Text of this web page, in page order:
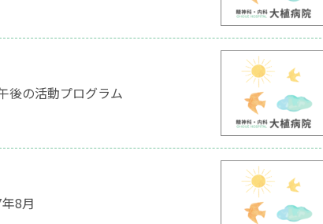
後の活動プログラム
8月